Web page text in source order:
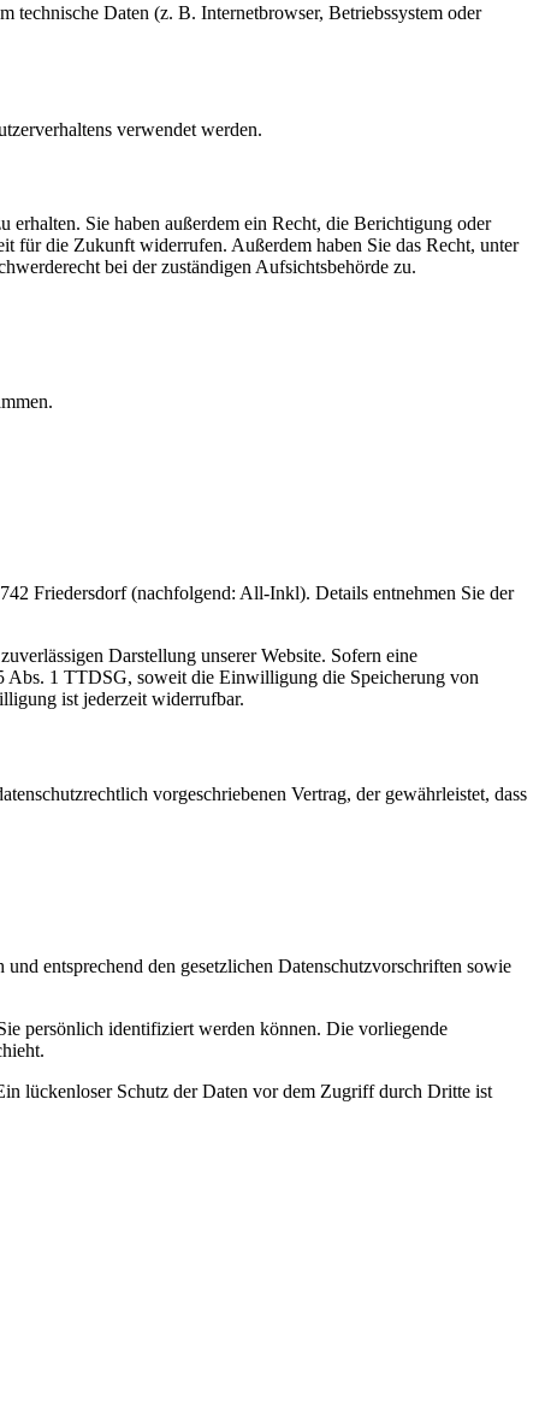
technische Daten (z. B. Internetbrowser, Betriebssystem oder
verwendet werden.
Sie haben außerdem ein Recht, die Berichtigung oder
für die Zukunft widerrufen. Außerdem haben Sie das Recht, unter
bei der zuständigen Aufsichtsbehörde zu.
Friedersdorf (nachfolgend: All-Inkl). Details entnehmen Sie der
Darstellung unserer Website. Sofern eine
Abs. 1 TTDSG, soweit die Einwilligung die Speicherung von
ist jederzeit widerrufbar.
vorgeschriebenen Vertrag, der gewährleistet, dass
entsprechend den gesetzlichen Datenschutzvorschriften sowie
persönlich identifiziert werden können. Die vorliegende
lückenloser Schutz der Daten vor dem Zugriff durch Dritte ist